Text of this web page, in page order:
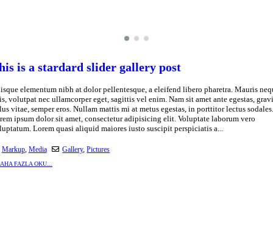
is a stardard slider gallery post
elementum nibh at dolor pellentesque, a eleifend libero pharetra. Mauris
volutpat nec ullamcorper eget, sagittis vel enim. Nam sit amet ante egestas,
vitae, semper eros. Nullam mattis mi at metus egestas, in porttitor lectus sodales.
ipsum dolor sit amet, consectetur adipisicing elit. Voluptate laborum vero
Lorem quasi aliquid maiores iusto suscipit perspiciatis a...
Markup, Media Gallery,Pictures
FAZLA OKU...